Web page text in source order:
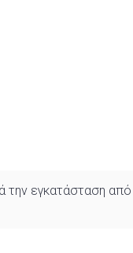
την εγκατάσταση